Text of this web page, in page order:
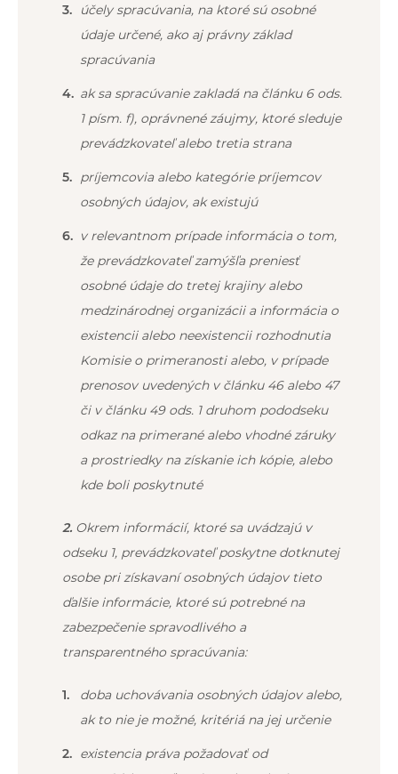
účely spracúvania, na ktoré sú osobné
údaje určené, ako aj právny základ
spracúvania
ak sa spracúvanie zakladá na článku 6 ods.
1 písm. f), oprávnené záujmy, ktoré sleduje
prevádzkovateľ alebo tretia strana
príjemcovia alebo kategórie príjemcov
osobných údajov, ak existujú
v relevantnom prípade informácia o tom,
že prevádzkovateľ zamýšľa preniesť
osobné údaje do tretej krajiny alebo
medzinárodnej organizácii a informácia o
existencii alebo neexistencii rozhodnutia
Komisie o primeranosti alebo, v prípade
prenosov uvedených v článku 46 alebo 47
či v článku 49 ods. 1 druhom pododseku
odkaz na primerané alebo vhodné záruky
a prostriedky na získanie ich kópie, alebo
kde boli poskytnuté
2. Okrem informácií, ktoré sa uvádzajú v
odseku 1, prevádzkovateľ poskytne dotknutej
osobe pri získavaní osobných údajov tieto
ďalšie informácie, ktoré sú potrebné na
zabezpečenie spravodlivého a
transparentného spracúvania:
doba uchovávania osobných údajov alebo,
ak to nie je možné, kritériá na jej určenie
existencia práva požadovať od